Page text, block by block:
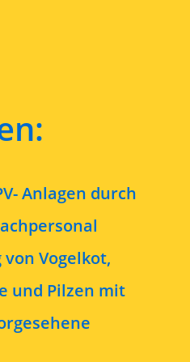
Anlagen durch
Vogelkot,
und Pilzen mit